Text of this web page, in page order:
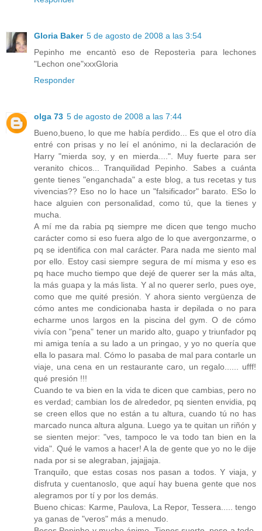
Gloria Baker 5 de agosto de 2008 a las 3:54
Pepinho me encantò eso de Reposterìa para lechones
"Lechon one"xxxGloria
Responder
olga 73 5 de agosto de 2008 a las 7:44
Bueno,bueno, lo que me había perdido... Es que el otro día
entré con prisas y no leí el anónimo, ni la declaración de
Harry "mierda soy, y en mierda....". Muy fuerte para ser
veranito chicos... Tranquilidad Pepinho. Sabes a cuánta
gente tienes "enganchada" a este blog, a tus recetas y tus
vivencias?? Eso no lo hace un "falsificador" barato. ESo lo
hace alguien con personalidad, como tú, que la tienes y
mucha.
A mí me da rabia pq siempre me dicen que tengo mucho
carácter como si eso fuera algo de lo que avergonzarme, o
pq se identifica con mal carácter. Para nada me siento mal
por ello. Estoy casi siempre segura de mí misma y eso es
pq hace mucho tiempo que dejé de querer ser la más alta,
la más guapa y la más lista. Y al no querer serlo, pues oye,
como que me quité presión. Y ahora siento vergüenza de
cómo antes me condicionaba hasta ir depilada o no para
echarme unos largos en la piscina del gym. O de cómo
vivía con "pena" tener un marido alto, guapo y triunfador pq
mi amiga tenía a su lado a un pringao, y yo no quería que
ella lo pasara mal. Cómo lo pasaba de mal para contarle un
viaje, una cena en un restaurante caro, un regalo...... ufff!
qué presión !!!
Cuando te va bien en la vida te dicen que cambias, pero no
es verdad; cambian los de alrededor, pq sienten envidia, pq
se creen ellos que no están a tu altura, cuando tú no has
marcado nunca altura alguna. Luego ya te quitan un riñón y
se sienten mejor: "ves, tampoco le va todo tan bien en la
vida". Qué le vamos a hacer! A la de gente que yo no le dije
nada por si se alegraban, jajajjaja.
Tranquilo, que estas cosas nos pasan a todos. Y viaja, y
disfruta y cuentanoslo, que aquí hay buena gente que nos
alegramos por tí y por los demás.
Bueno chicas: Karme, Paulova, La Repor, Tessera..... tengo
ya ganas de "veros" más a menudo.